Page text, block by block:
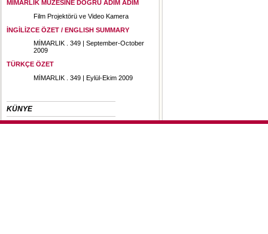
MİMARLIK MÜZESİNE DOĞRU ADIM ADIM
Film Projektörü ve Video Kamera
İNGİLİZCE ÖZET / ENGLISH SUMMARY
MİMARLIK . 349 | September-October
2009
TÜRKÇE ÖZET
MİMARLIK . 349 | Eylül-Ekim 2009
KÜNYE